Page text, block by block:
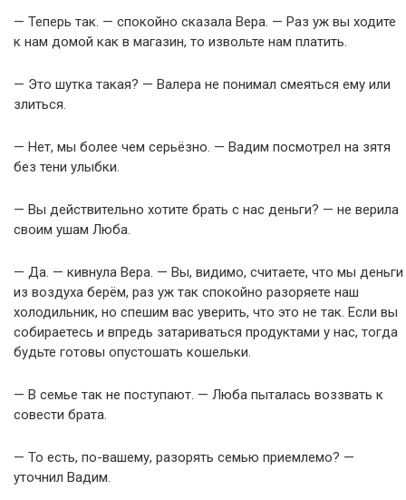
— Теперь так. — спокойно сказала Вера. — Раз уж вы ходите
к нам домой как в магазин, то извольте нам платить.
— Это шутка такая? — Валера не понимал смеяться ему или
злиться.
— Нет, мы более чем серьёзно. — Вадим посмотрел на зятя
без тени улыбки.
— Вы действительно хотите брать с нас деньги? — не верила
своим ушам Люба.
— Да. — кивнула Вера. — Вы, видимо, считаете, что мы деньги
из воздуха берём, раз уж так спокойно разоряете наш
холодильник, но спешим вас уверить, что это не так. Если вы
собираетесь и впредь затариваться продуктами у нас, тогда
будьте готовы опустошать кошельки.
— В семье так не поступают. — Люба пыталась воззвать к
совести брата.
— То есть, по-вашему, разорять семью приемлемо? —
уточнил Вадим.